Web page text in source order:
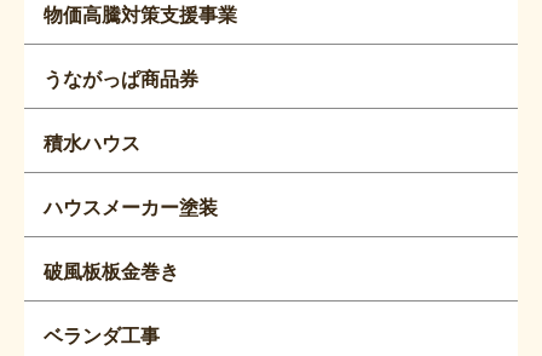
物価高騰対策支援事業
うながっぱ商品券
積水ハウス
ハウスメーカー塗装
破風板板金巻き
ベランダ工事